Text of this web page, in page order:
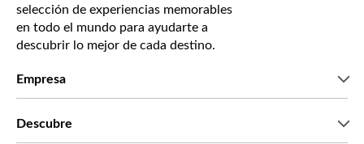
selección de experiencias memorables
en todo el mundo para ayudarte a
descubrir lo mejor de cada destino.
Empresa
Descubre